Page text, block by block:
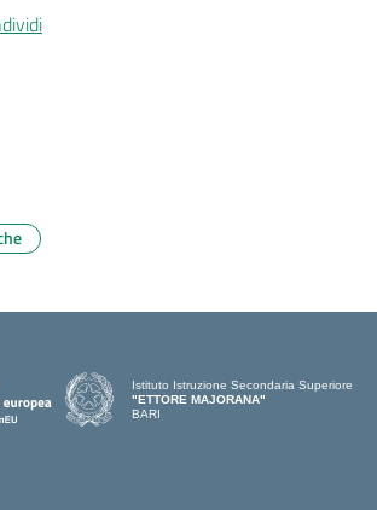
Istituto Istruzione Secondaria Superiore
"ETTORE MAJORANA"
BARI